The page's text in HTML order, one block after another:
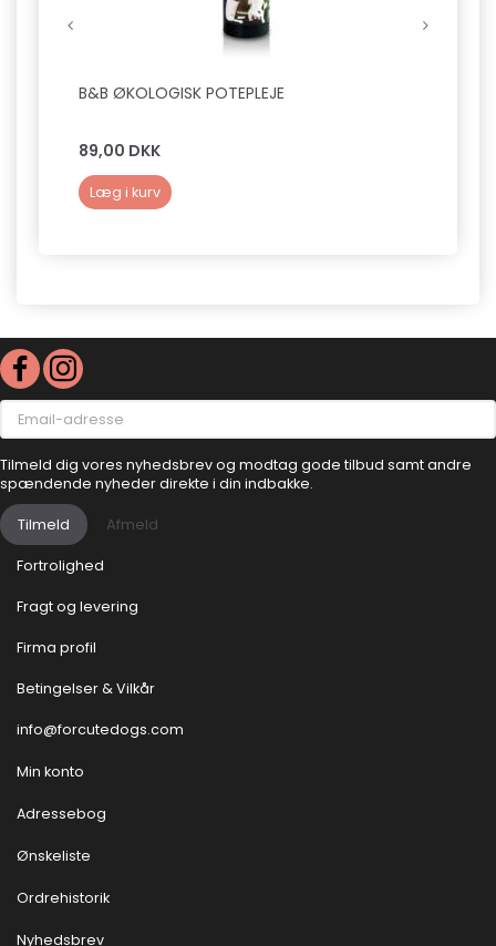
B&B ØKOLOGISK POTEPLEJE
89,00 DKK
Læg i kurv
Email-
adresse
Tilmeld dig vores nyhedsbrev og modtag gode tilbud samt andre
spændende nyheder direkte i din indbakke.
Tilmeld Afmeld
Fortrolighed
Fragt og levering
Firma profil
Betingelser & Vilkår
info@forcutedogs.com
Min konto
Adressebog
Ønskeliste
Ordrehistorik
Nyhedsbrev